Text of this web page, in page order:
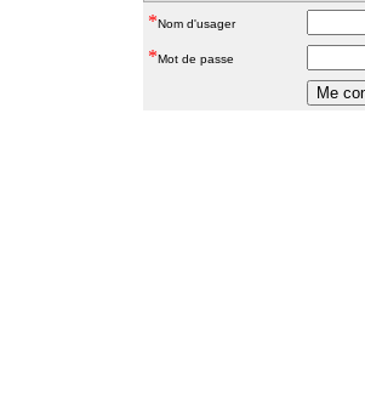
*Nom d'usager
*Mot de passe